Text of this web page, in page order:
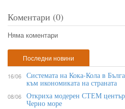
Коментари (0)
Няма коментари
Последни новини
16/06 Системата на Кока-Кола в
към икономиката на страната
08/06 Откриха модерен СТЕМ
Черно море